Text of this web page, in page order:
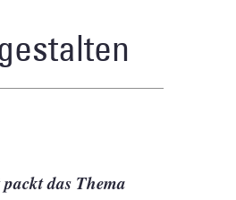
das Thema